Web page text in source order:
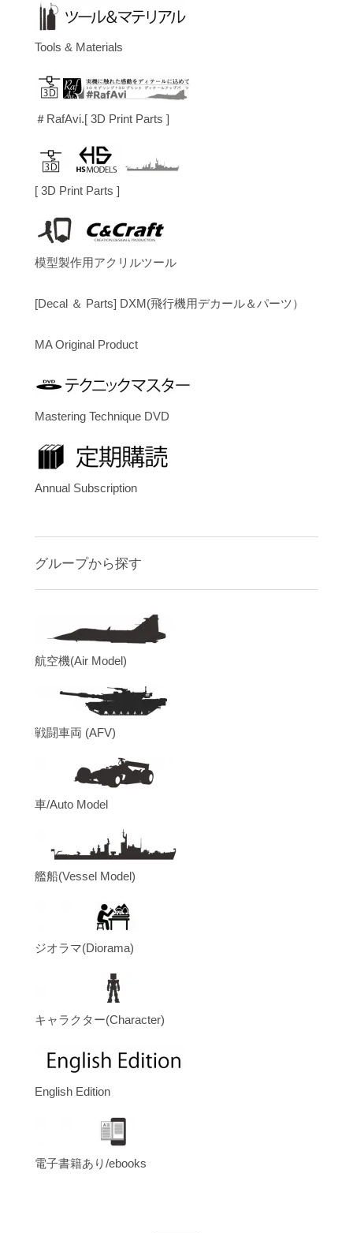
Tools & Materials
＃RafAvi.[ 3D Print Parts ]
[ 3D Print Parts ]
模型製作用アクリルツール
[Decal ＆ Parts] DXM(飛行機用デカール＆パーツ）
MA Original Product
Mastering Technique DVD
Annual Subscription
グループから探す
航空機(Air Model)
戦闘車両 (AFV)
車/Auto Model
艦船(Vessel Model)
ジオラマ(Diorama)
キャラクター(Character)
English Edition
電子書籍あり/ebooks